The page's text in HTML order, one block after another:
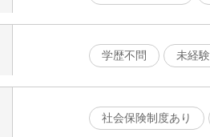
学歴不問
未経
社会保険制度あり